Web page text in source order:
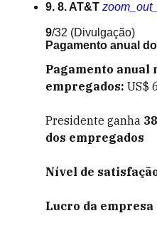
9. 8. AT&T
9/32 (Divulgação)
Pagamento anual
Pagamento anual
empregados: US$
Presidente ganha
dos empregados
Nível de
Lucro da empresa